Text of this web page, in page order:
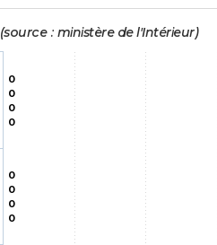
(source : ministère de l'Intérieur)
0
0
0
0
0
0
0
0